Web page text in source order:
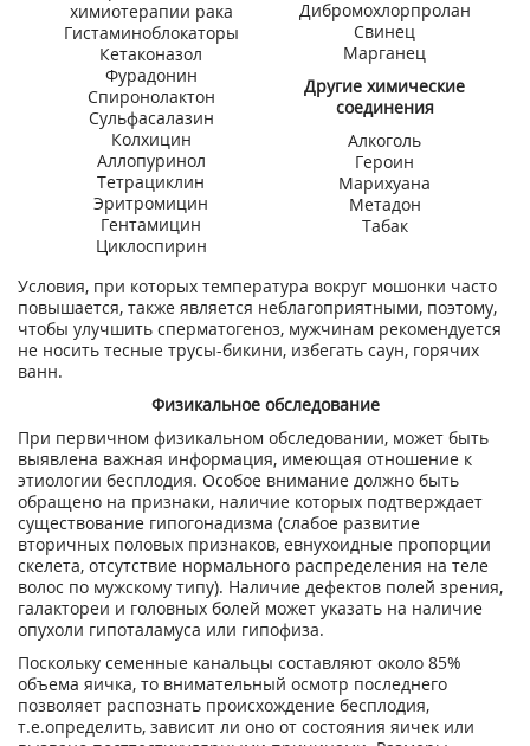
химиотерапии рака
Гистаминоблокаторы
Кетаконазол
Фурадонин
Спиронолактон
Сульфасалазин
Колхицин
Аллопуринол
Тетрациклин
Эритромицин
Гентамицин
Циклоспирин
Дибромохлорпролан
Свинец
Марганец
Другие химические
соединения
Алкоголь
Героин
Марихуана
Метадон
Табак
Условия, при которых температура вокруг мошонки часто
повышается, также является неблагоприятными, поэтому,
чтобы улучшить сперматогеноз, мужчинам рекомендуется
не носить тесные трусы-бикини, избегать саун, горячих
ванн.
Физикальное обследование
При первичном физикальном обследовании, может быть
выявлена важная информация, имеющая отношение к
этиологии бесплодия. Особое внимание должно быть
обращено на признаки, наличие которых подтверждает
существование гипогонадизма (слабое развитие
вторичных половых признаков, евнухоидные пропорции
скелета, отсутствие нормального распределения на теле
волос по мужскому типу). Наличие дефектов полей зрения,
галактореи и головных болей может указать на наличие
опухоли гипоталамуса или гипофиза.
Поскольку семенные канальцы составляют около 85%
объема яичка, то внимательный осмотр последнего
позволяет распознать происхождение бесплодия,
т.е.определить, зависит ли оно от состояния яичек или